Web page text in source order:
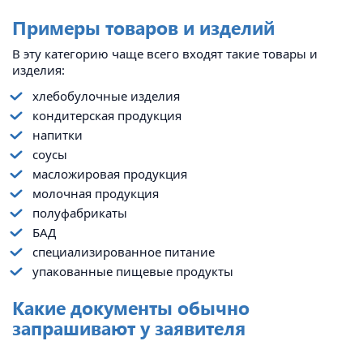
Примеры товаров и изделий
В эту категорию чаще всего входят такие товары и
изделия:
хлебобулочные изделия
кондитерская продукция
напитки
соусы
масложировая продукция
молочная продукция
полуфабрикаты
БАД
специализированное питание
упакованные пищевые продукты
Какие документы обычно
запрашивают у заявителя